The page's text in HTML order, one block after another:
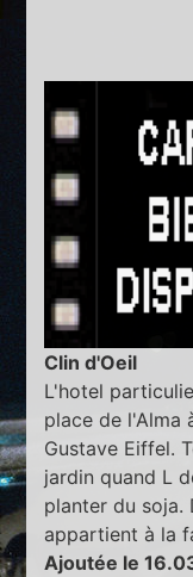
Clin d'Oeil
L'hotel
place de l'Alma
Gustave Eiffel.
jardin quand L
planter du soja.
appartient à la
Ajoutée le